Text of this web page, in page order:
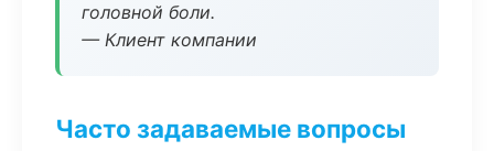
головной боли.
— Клиент компании
Часто задаваемые вопросы